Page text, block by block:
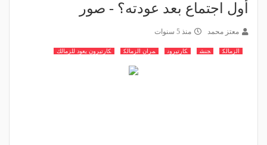
أول اجتماع بعد عودته؟ - صور
معتز محمد منذ 5 سنوات
الزمالك جنش كارتيرون مران الزمالك كارتيرون يعود للزمالك